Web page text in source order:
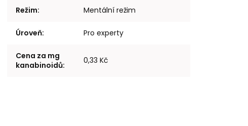
Režim: Mentální režim
Úroveň: Pro experty
Cena za mg
kanabinoidů: 0,33 Kč